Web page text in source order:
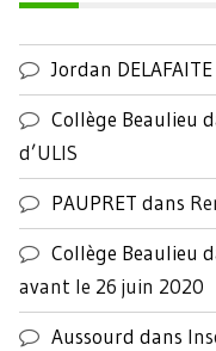
Jordan DELAFAITE
Collège Beaulieu
d’ULIS
PAUPRET dans
Collège Beaulieu
avant le 26 juin 2020
Aussourd dans